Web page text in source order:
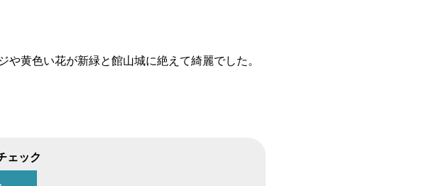
黄色い花が新緑と館山城に絶えて綺麗でした。
ェック